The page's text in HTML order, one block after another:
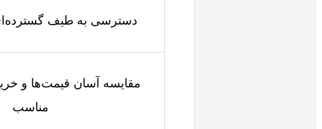
دسترسی به طیف
مقایسه آسان قیمت‌ها و
مناسب